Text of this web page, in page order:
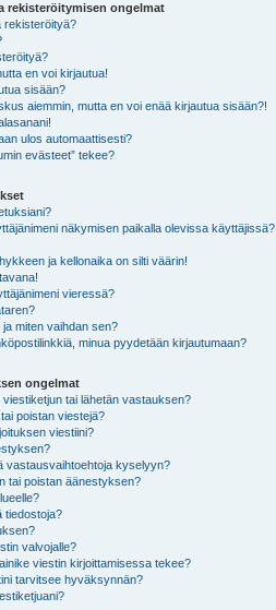
rekisteröitymisen ongelmat
rekisteröityä?
en voi kirjautua!
sisään?
aiemmin, mutta en voi enää kirjautua sisään?!
ulos automaattisesti?
evästeet” tekee?
näkymisen paikalla olevissa käyttäjissä?
ja kellonaika on silti väärin!
vieressä?
miten vaihdan sen?
minua pyydetään kirjautumaan?
ongelmat
viestiketjun tai lähetän vastauksen?
poistan viestejä?
viestiini?
vastausvaihtoehtoja kyselyyn?
tai poistan äänestyksen?
tiedostoja?
valvojalle?
viestin kirjoittamisessa tekee?
tarvitsee hyväksynnän?